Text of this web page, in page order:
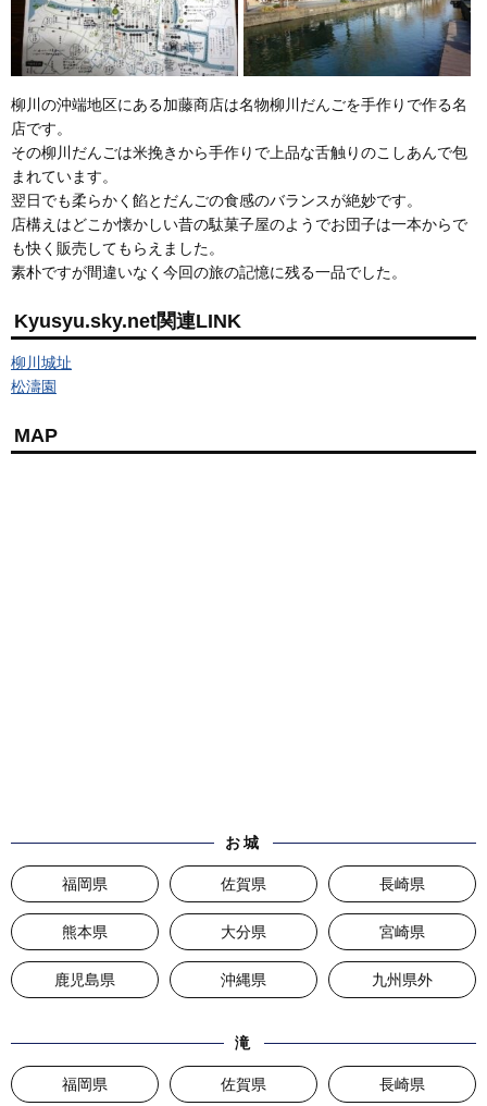
柳川の沖端地区にある加藤商店は名物柳川だんごを手作りで作る名
店です。
その柳川だんごは米挽きから手作りで上品な舌触りのこしあんで包
まれています。
翌日でも柔らかく餡とだんごの食感のバランスが絶妙です。
店構えはどこか懐かしい昔の駄菓子屋のようでお団子は一本からで
も快く販売してもらえました。
素朴ですが間違いなく今回の旅の記憶に残る一品でした。
Kyusyu.sky.net関連LINK
柳川城址
松濤園
MAP
お城
福岡県 佐賀県 長崎県
熊本県 大分県 宮崎県
鹿児島県 沖縄県 九州県外
滝
福岡県 佐賀県 長崎県